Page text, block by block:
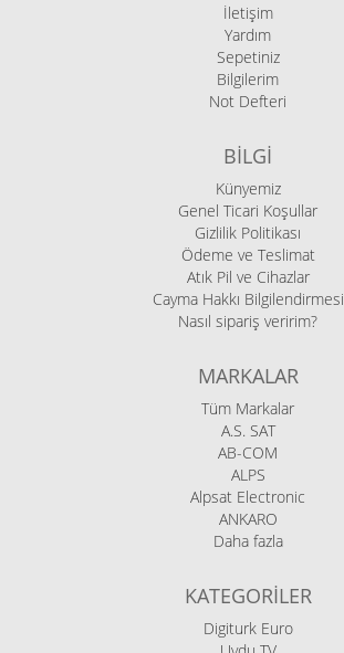
İletişim
Yardım
Sepetiniz
Bilgilerim
Not Defteri
BILGI
Künyemiz
Genel Ticari Koşullar
Gizlilik Politikası
Ödeme ve Teslimat
Atık Pil ve Cihazlar
Cayma Hakkı Bilgilendirmesi
Nasıl sipariş veririm?
MARKALAR
Tüm Markalar
A.S. SAT
AB-COM
ALPS
Alpsat Electronic
ANKARO
Daha fazla
KATEGORILER
Digiturk Euro